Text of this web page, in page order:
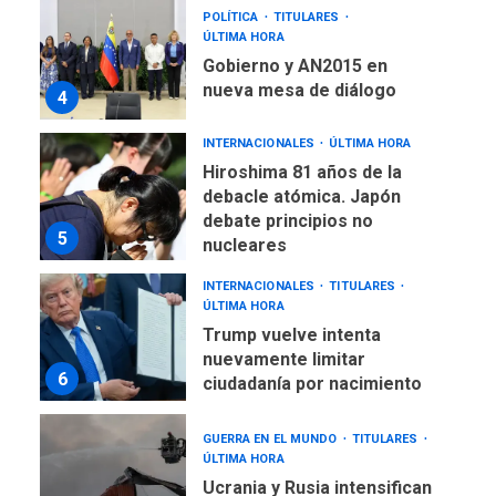
4
POLÍTICA
TITULARES
ÚLTIMA HORA
Gobierno y AN2015 en
nueva mesa de diálogo
5
INTERNACIONALES ÚLTIMA HORA
Hiroshima 81 años de la
debacle atómica. Japón
debate principios no
nucleares
6
INTERNACIONALES
TITULARES
ÚLTIMA HORA
Trump vuelve intenta
nuevamente limitar
ciudadanía por nacimiento
GUERRA EN EL MUNDO
TITULARES
ÚLTIMA HORA
Ucrania y Rusia intensifican